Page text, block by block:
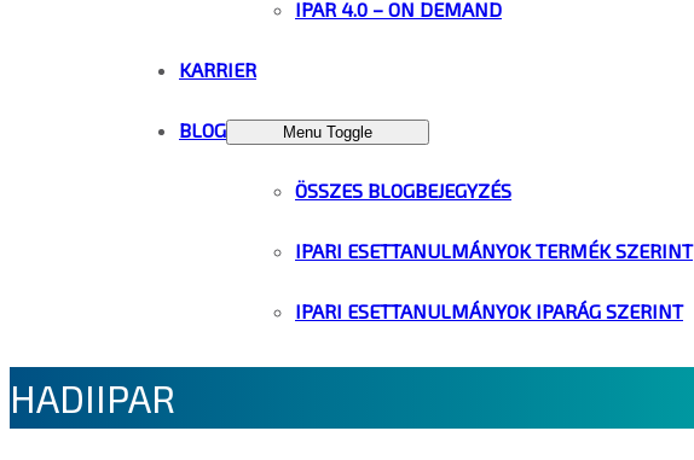
IPAR 4.0 – ON DEMAND
KARRIER
BLOG Menu Toggle
ÖSSZES BLOGBEJEGYZÉS
IPARI ESETTANULMÁNYOK TERMÉK SZERINT
IPARI ESETTANULMÁNYOK IPARÁG SZERINT
HADIIPAR